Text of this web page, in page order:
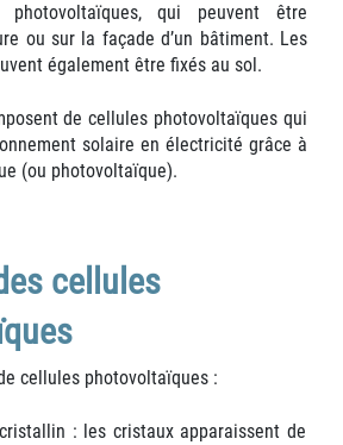
photovoltaïques, qui peuvent être
ou sur la façade d’un bâtiment. Les
également être fixés au sol.
de cellules photovoltaïques qui
solaire en électricité grâce à
(ou photovoltaïque).
cellules
cellules photovoltaïques :
: les cristaux apparaissent de